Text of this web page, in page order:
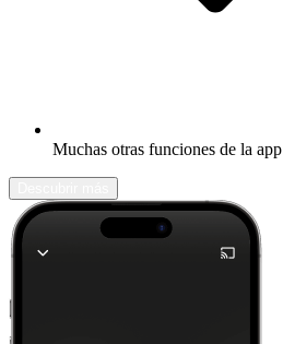
Muchas otras funciones de la app